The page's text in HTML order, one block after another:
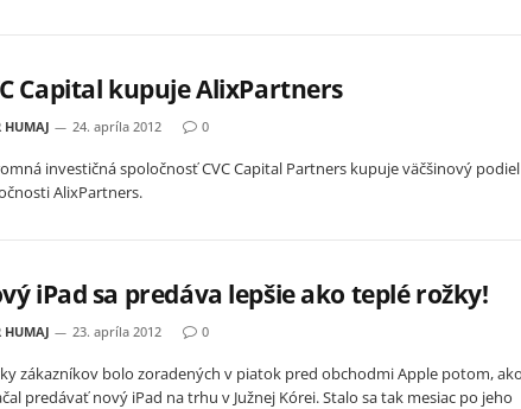
Capital kupuje AlixPartners
HUMAJ 24. apríla 2012 0
investičná spoločnosť CVC Capital Partners kupuje väčšinový
AlixPartners.
iPad sa predáva lepšie ako teplé rožky!
HUMAJ 23. apríla 2012 0
zákazníkov bolo zoradených v piatok pred obchodmi Apple potom, ako
predávať nový iPad na trhu v Južnej Kórei. Stalo sa tak mesiac po jeho